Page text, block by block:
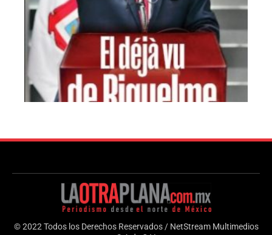
© 2022 Todos los Derechos Reservados / NetStream Multimedios